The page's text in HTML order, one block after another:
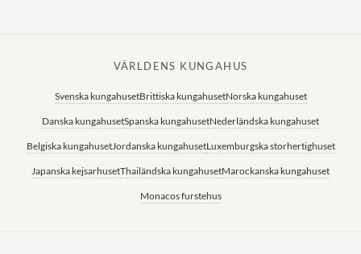
VÄRLDENS KUNGAHUS
Svenska kungahusetBrittiska kungahusetNorska kungahuset
Danska kungahusetSpanska kungahusetNederländska kungahuset
Belgiska kungahusetJordanska kungahusetLuxemburgska storhertighuset
Japanska kejsarhusetThailändska kungahusetMarockanska kungahuset
Monacos furstehus